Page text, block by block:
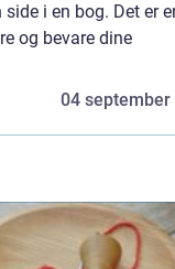
i en bog. Det er
og bevare dine
04 september